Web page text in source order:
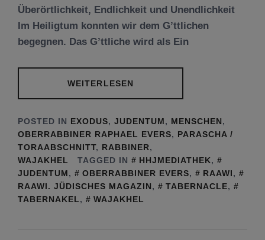
Überörtlichkeit, Endlichkeit und Unendlichkeit
Im Heiligtum konnten wir dem G’ttlichen
begegnen. Das G’ttliche wird als Ein
WEITERLESEN
POSTED IN EXODUS, JUDENTUM, MENSCHEN,
OBERRABBINER RAPHAEL EVERS, PARASCHA /
TORAABSCHNITT, RABBINER,
WAJAKHEL
TAGGED IN HHJMEDIATHEK,
JUDENTUM, OBERRABBINER EVERS, RAAWI,
RAAWI. JÜDISCHES MAGAZIN, TABERNACLE,
TABERNAKEL, WAJAKHEL